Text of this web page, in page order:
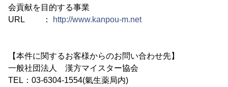
会貢献を目的する事業
URL ：
http://www.kanpou-m.net
【本件に関するお客様からのお問い合わせ先】
一般社団法人 漢方マイスター協会
TEL：03-6304-1554(氣生薬局内)